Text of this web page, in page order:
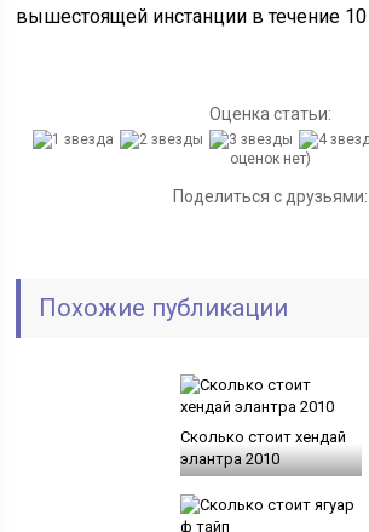
вышестоящей инстанции в течение
Оценка статьи:
оценок нет)
Поделиться с друзьями:
Похожие публикации
Сколько стоит хендай
элантра 2010